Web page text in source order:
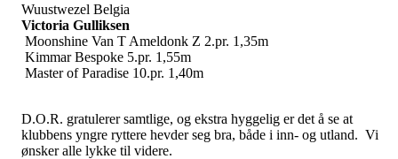
Wuustwezel Belgia
Victoria Gulliksen
Moonshine Van T Ameldonk Z 2.pr. 1,35m
Kimmar Bespoke 5.pr. 1,55m
Master of Paradise 10.pr. 1,40m
D.O.R. gratulerer samtlige, og ekstra hyggelig er det å se at
klubbens yngre ryttere hevder seg bra, både i inn- og utland. Vi
ønsker alle lykke til videre.